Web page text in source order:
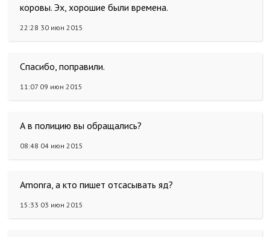
коровы. Эх, хорошие были времена.
22:28 30 июн 2015
Спасибо, поправили.
11:07 09 июн 2015
А в полицию вы обращались?
08:48 04 июн 2015
Amonra, а кто пишет отсасывать яд?
15:33 03 июн 2015